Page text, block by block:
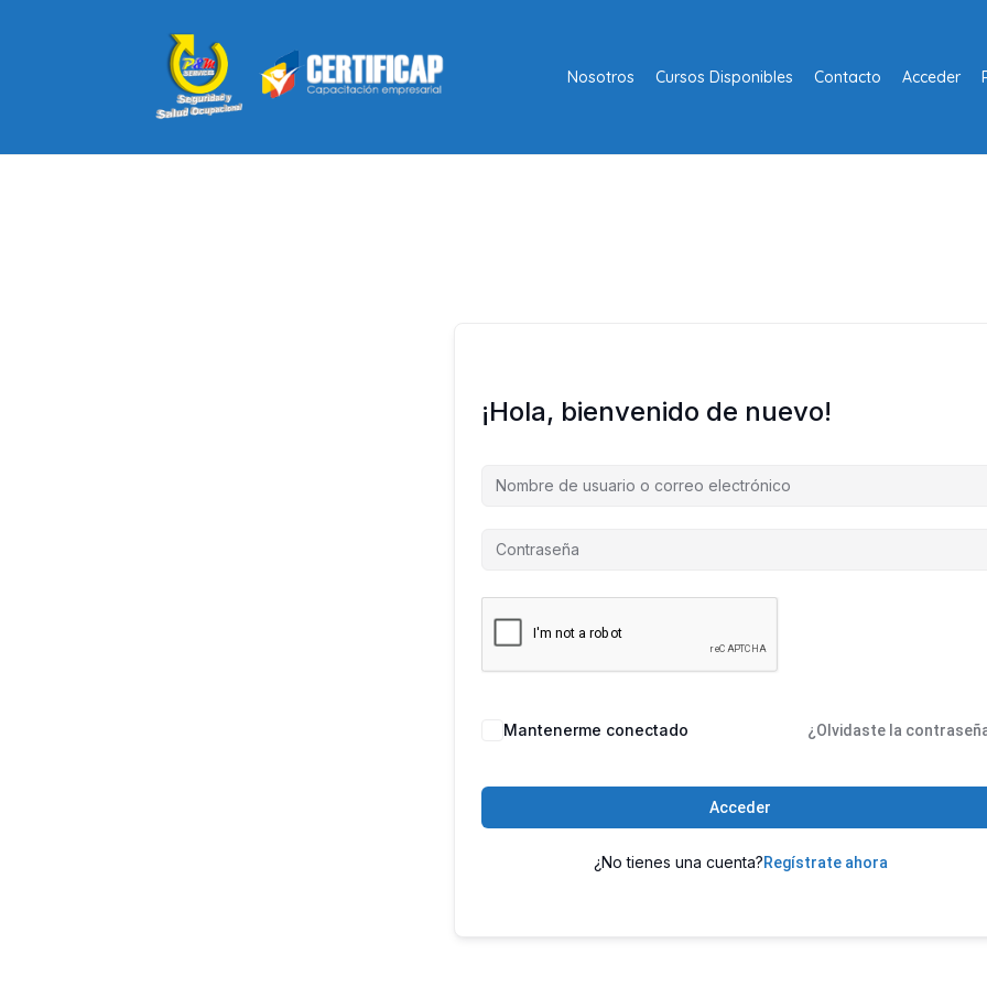
Nosotros Cursos Disponibles Contacto Acceder
¡Hola, bienvenido de nuevo!
Mantenerme conectado ¿Olvidaste la
Acceder
¿No tienes una cuenta?Regístrate ahora